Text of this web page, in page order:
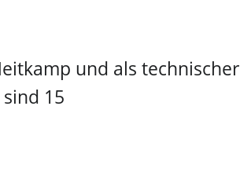
und als technischer
15